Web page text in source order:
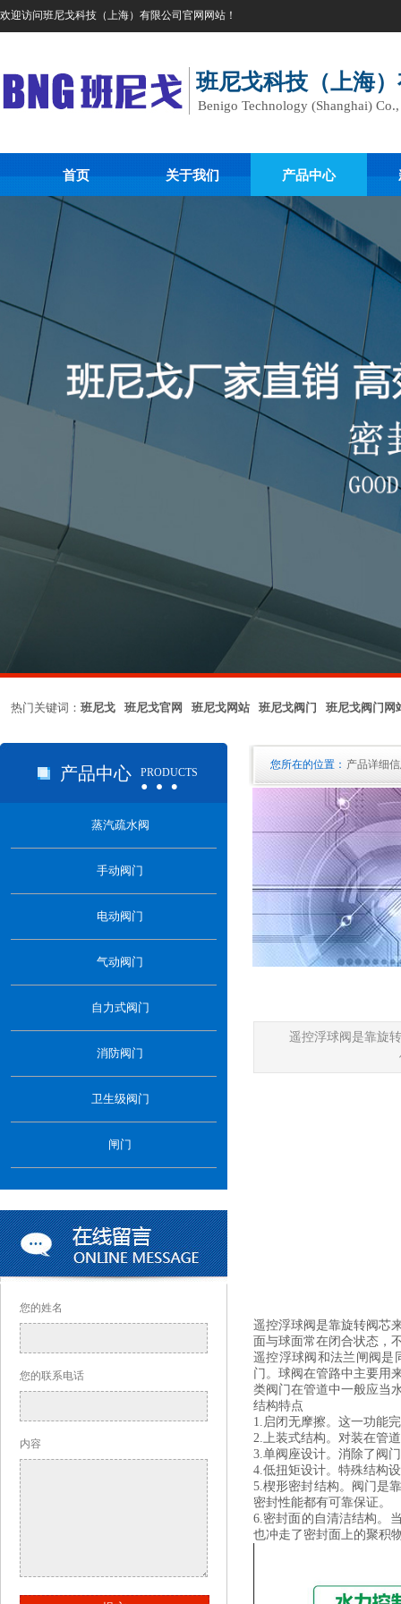
欢迎访问班尼戈科技（上海）有限公司官网网站！
班尼戈科技（上海
Benigo Technology (Shanghai)
首页 关于我们 产品中心
热门关键词： 班尼戈 班尼戈官网 班尼戈网站 班尼戈阀门 班尼戈阀门网
…
…
您所在的位置： 产品详细
产品中心 PRODUCTS
蒸汽疏水阀
手动阀门
电动阀门
气动阀门
自力式阀门
消防阀门
卫生级阀门
闸门
遥控浮球阀是靠旋
遥控浮球阀是靠旋转阀芯
面与球面常在闭合状态，
遥控浮球阀和法兰闸阀是
门。球阀在管路中主要用
类阀门在管道中一般应当
结构特点
1.启闭无摩擦。这一功能
2.上装式结构。对装在管
3.单阀座设计。消除了阀
4.低扭矩设计。特殊结构
5.楔形密封结构。阀门是
密封性能都有可靠保证。
6.密封面的自清洁结构。
也冲走了密封面上的聚积
您的姓名
您的联系电话
内容